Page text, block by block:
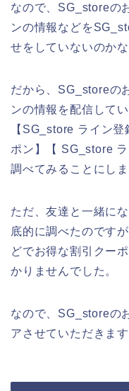
なので、SG_storeの
ンの情報などを
せをしていないのか
だから、SG_storeの
ンの情報を配信して
【SG_store ライン
ポン】【 SG_store
調べてみることにしま
ただ、友達と一緒に
底的に調べたのです
どでお得な割引クー
かりませんでした。
なので、SG_storeの
アさせていただきま